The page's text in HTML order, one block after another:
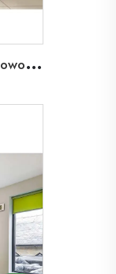
D
rewniane drzwi dla szpitali w opiece zdrowotnej